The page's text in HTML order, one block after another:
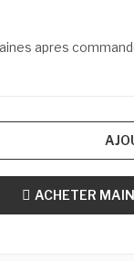
apres
ACHETER